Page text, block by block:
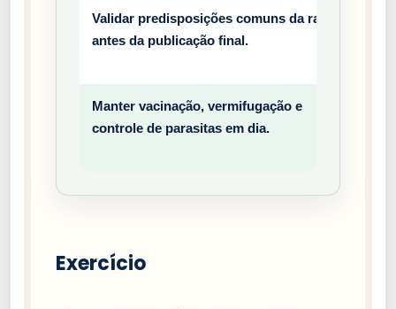
Validar predisposições comuns da raça
antes da publicação final.
Manter vacinação, vermifugação e
controle de parasitas em dia.
Exercício